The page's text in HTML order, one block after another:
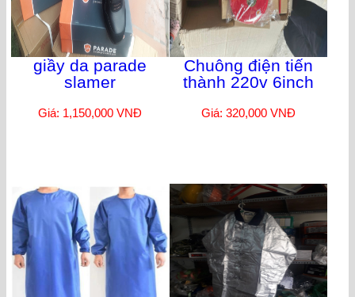
giầy da parade
slamer
Giá: 1,150,000 VNĐ
Chuông điện tiến
thành 220v 6inch
Giá: 320,000 VNĐ